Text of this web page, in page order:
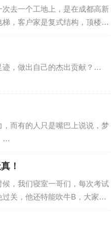
去一个工地上，是在成都高新
，客户家是复式结构，顶楼带
迹，做出自己的杰出贡献？…
而有的人只是嘴巴上说说，梦
…
！
，我们寝室一哥们，每次考试
关，他还特能吹牛B，大家都